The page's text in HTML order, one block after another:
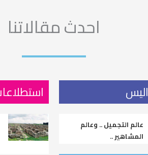
احدث مقالاتنا
عالم التجميل .. وعالم
المشاهير ..